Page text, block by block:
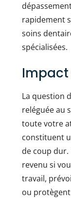
rapidement
soins
spécialisées.
Impact
La question
reléguée au
toute votre
constituent
de coup
revenu si
travail,
ou